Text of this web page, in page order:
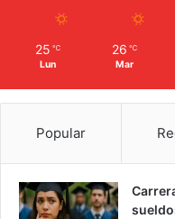
25 ℃
Lun
26 ℃
Mar
Popular